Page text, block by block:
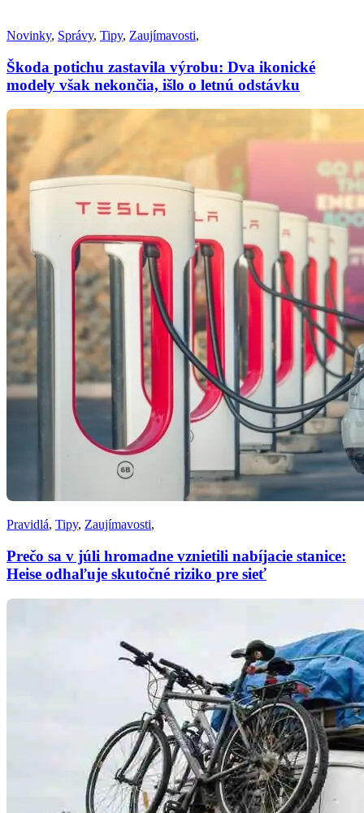
Novinky, Správy, Tipy, Zaujímavosti,
Škoda potichu zastavila výrobu: Dva ikonické
modely však nekončia, išlo o letnú odstávku
Pravidlá, Tipy, Zaujímavosti,
Prečo sa v júli hromadne vznietili nabíjacie stanice:
Heise odhaľuje skutočné riziko pre sieť